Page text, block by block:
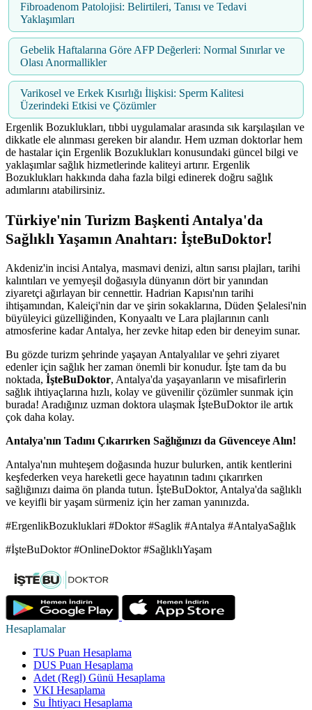
Fibroadenom Patolojisi: Belirtileri, Tanısı ve Tedavi
Yaklaşımları
Gebelik Haftalarına Göre AFP Değerleri: Normal Sınırlar ve
Olası Anormallikler
Varikosel ve Erkek Kısırlığı İlişkisi: Sperm Kalitesi
Üzerindeki Etkisi ve Çözümler
Ergenlik Bozuklukları, tıbbi uygulamalar arasında sık karşılaşılan ve
dikkatle ele alınması gereken bir alandır. Hem uzman doktorlar hem
de hastalar için Ergenlik Bozuklukları konusundaki güncel bilgi ve
yaklaşımlar sağlık hizmetlerinde kaliteyi artırır. Ergenlik
Bozuklukları hakkında daha fazla bilgi edinerek doğru sağlık
adımlarını atabilirsiniz.
Türkiye'nin Turizm Başkenti Antalya'da
Sağlıklı Yaşamın Anahtarı: İşteBuDoktor!
Akdeniz'in incisi Antalya, masmavi denizi, altın sarısı plajları, tarihi
kalıntıları ve yemyeşil doğasıyla dünyanın dört bir yanından
ziyaretçi ağırlayan bir cennettir. Hadrian Kapısı'nın tarihi
ihtişamından, Kaleiçi'nin dar ve şirin sokaklarına, Düden Şelalesi'nin
büyüleyici güzelliğinden, Konyaaltı ve Lara plajlarının canlı
atmosferine kadar Antalya, her zevke hitap eden bir deneyim sunar.
Bu gözde turizm şehrinde yaşayan Antalyalılar ve şehri ziyaret
edenler için sağlık her zaman önemli bir konudur. İşte tam da bu
noktada, İşteBuDoktor, Antalya'da yaşayanların ve misafirlerin
sağlık ihtiyaçlarına hızlı, kolay ve güvenilir çözümler sunmak için
burada! Aradığınız uzman doktora ulaşmak İşteBuDoktor ile artık
çok daha kolay.
Antalya'nın Tadını Çıkarırken Sağlığınızı da Güvenceye Alın!
Antalya'nın muhteşem doğasında huzur bulurken, antik kentlerini
keşfederken veya hareketli gece hayatının tadını çıkarırken
sağlığınızı daima ön planda tutun. İşteBuDoktor, Antalya'da sağlıklı
ve keyifli bir yaşam sürmeniz için her zaman yanınızda.
#ErgenlikBozukluklari #Doktor #Saglik #Antalya #AntalyaSağlık
#İşteBuDoktor #OnlineDoktor #SağlıklıYaşam
Hesaplamalar
TUS Puan Hesaplama
DUS Puan Hesaplama
Adet (Regl) Günü Hesaplama
VKI Hesaplama
Su İhtiyacı Hesaplama